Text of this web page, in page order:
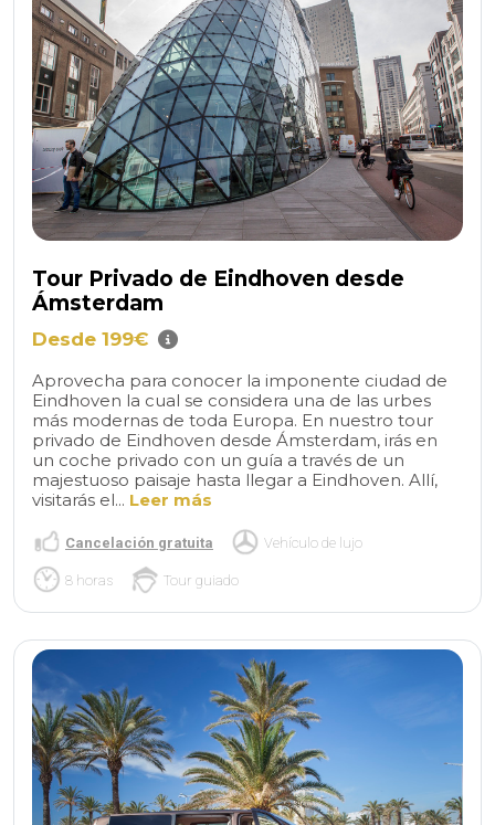
Tour Privado de Eindhoven desde
Ámsterdam
Desde 199€
Aprovecha para conocer la imponente ciudad de
Eindhoven la cual se considera una de las urbes
más modernas de toda Europa. En nuestro tour
privado de Eindhoven desde Ámsterdam, irás en
un coche privado con un guía a través de un
majestuoso paisaje hasta llegar a Eindhoven. Allí,
visitarás el... Leer más
Cancelación gratuita Vehículo de lujo
8 horas Tour guiado